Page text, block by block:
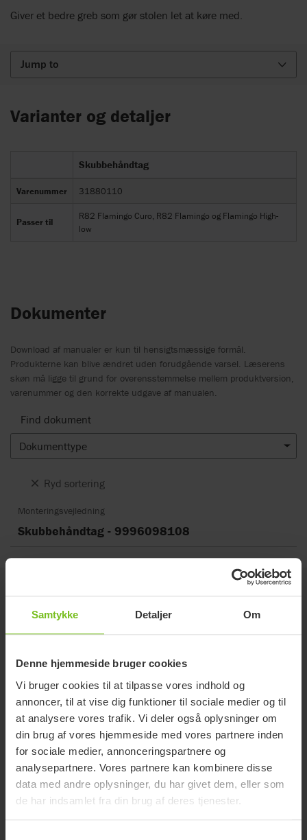
Samtykke Detaljer Om
Denne hjemmeside bruger cookies
Vi bruger cookies til at tilpasse vores indhold og
annoncer, til at vise dig funktioner til sociale medier og til
at analysere vores trafik. Vi deler også oplysninger om
din brug af vores hjemmeside med vores partnere inden
for sociale medier, annonceringspartnere og
analysepartnere. Vores partnere kan kombinere disse
data med andre oplysninger, du har givet dem, eller som
de har indsamlet fra din brug af deres tjenester.
Giver et bedre greb som gør stolen let at køre med.
Jump to
Varianter og detaljer
Skubbehåndtag
Varenummer 31880110
Passer til
R82 Flamingo Curo, R82 Flamingo og Flamingo High-
low
Dokumenter
Download af manualer er kun til hensigtsmæssige formål.
Produkterne kan blive ændret uden forudgående varsel. Læserens
skøn må ligge til grund for overensstemmelse mellem produktversion,
varenummer og den korrekte udgave af manualen.
Find dokument
Dokumenttype
Ryd sortering
Monteringsvejledning
Skubbehåndtag - 9996098108
Relaterede produkter